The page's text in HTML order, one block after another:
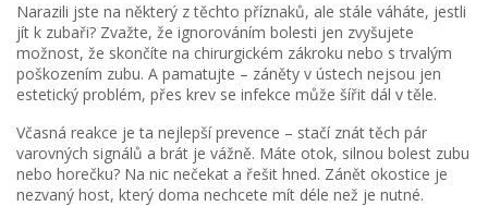
Narazili jste na některý z těchto příznaků, ale stále váháte, jestli
jít k zubaři? Zvažte, že ignorováním bolesti jen zvyšujete
možnost, že skončíte na chirurgickém zákroku nebo s trvalým
poškozením zubu. A pamatujte – záněty v ústech nejsou jen
estetický problém, přes krev se infekce může šířit dál v těle.
Včasná reakce je ta nejlepší prevence – stačí znát těch pár
varovných signálů a brát je vážně. Máte otok, silnou bolest zubu
nebo horečku? Na nic nečekat a řešit hned. Zánět okostice je
nezvaný host, který doma nechcete mít déle než je nutné.